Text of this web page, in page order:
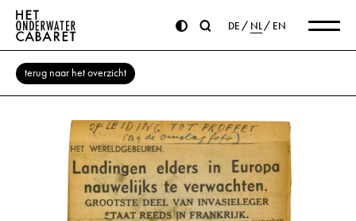
DE NL EN
terug naar het overzicht